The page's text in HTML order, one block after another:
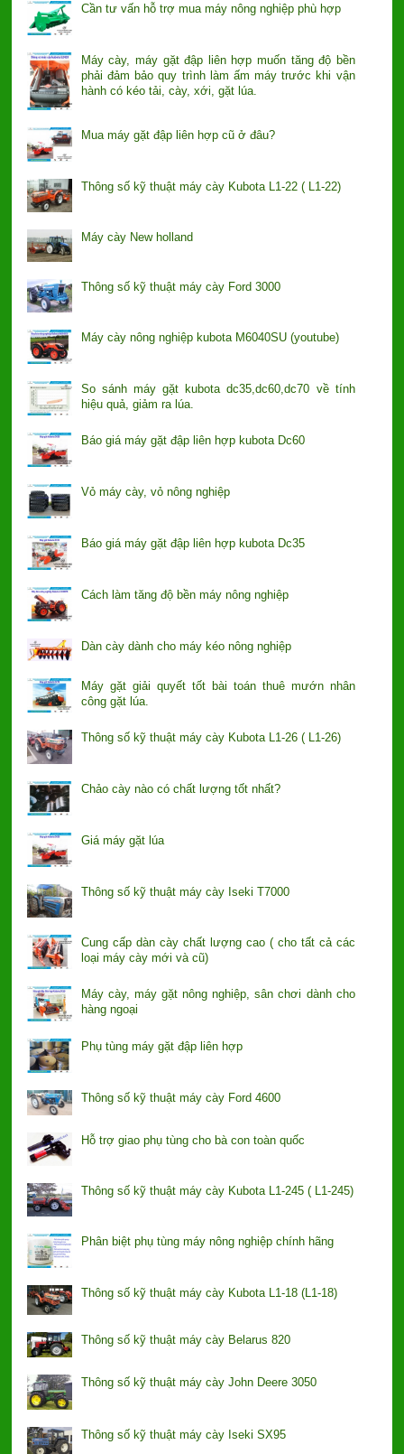
Cần tư vấn hỗ trợ mua máy nông nghiệp phù hợp
Máy cày, máy gặt đập liên hợp muốn tăng độ bền
phải đảm bảo quy trình làm ấm máy trước khi vận
hành có kéo tải, cày, xới, gặt lúa.
Mua máy gặt đập liên hợp cũ ở đâu?
Thông số kỹ thuật máy cày Kubota L1-22 ( L1-22)
Máy cày New holland
Thông số kỹ thuật máy cày Ford 3000
Máy cày nông nghiệp kubota M6040SU (youtube)
So sánh máy gặt kubota dc35,dc60,dc70 về tính
hiệu quả, giảm ra lúa.
Báo giá máy gặt đập liên hợp kubota Dc60
Vỏ máy cày, vỏ nông nghiệp
Báo giá máy gặt đập liên hợp kubota Dc35
Cách làm tăng độ bền máy nông nghiệp
Dàn cày dành cho máy kéo nông nghiệp
Máy gặt giải quyết tốt bài toán thuê mướn nhân
công gặt lúa.
Thông số kỹ thuật máy cày Kubota L1-26 ( L1-26)
Chảo cày nào có chất lượng tốt nhất?
Giá máy gặt lúa
Thông số kỹ thuật máy cày Iseki T7000
Cung cấp dàn cày chất lượng cao ( cho tất cả các
loại máy cày mới và cũ)
Máy cày, máy gặt nông nghiệp, sân chơi dành cho
hàng ngoại
Phụ tùng máy gặt đập liên hợp
Thông số kỹ thuật máy cày Ford 4600
Hỗ trợ giao phụ tùng cho bà con toàn quốc
Thông số kỹ thuật máy cày Kubota L1-245 ( L1-245)
Phân biệt phụ tùng máy nông nghiệp chính hãng
Thông số kỹ thuật máy cày Kubota L1-18 (L1-18)
Thông số kỹ thuật máy cày Belarus 820
Thông số kỹ thuật máy cày John Deere 3050
Thông số kỹ thuật máy cày Iseki SX95